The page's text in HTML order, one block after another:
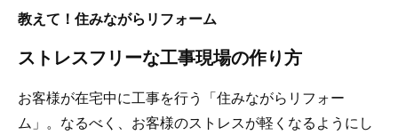
教えて！住みながらリフォーム
ストレスフリーな工事現場の作り方
お客様が在宅中に工事を行う「住みながらリフォー
ム」。なるべく、お客様のストレスが軽くなるようにし